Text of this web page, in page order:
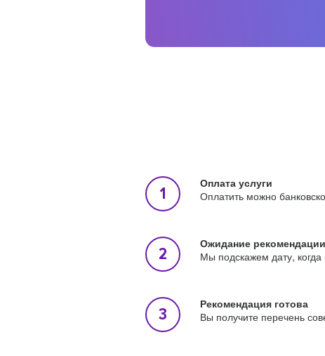
Оплата услуги
Оплатить можно
Ожидание рекомендации
Мы подскажем дату,
Рекомендация готова
Вы получите перечень